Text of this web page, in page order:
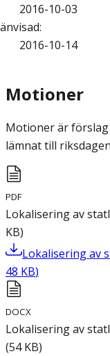
2016-10-03
:
2016-10-14
Motioner
Motioner är
lämnat till
PDF
Lokalisering av
KB)
Lokalisering av
48 KB)
DOCX
Lokalisering av
(54 KB)